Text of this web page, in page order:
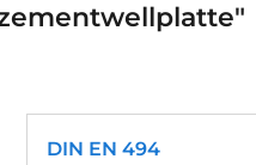
DIN EN 494